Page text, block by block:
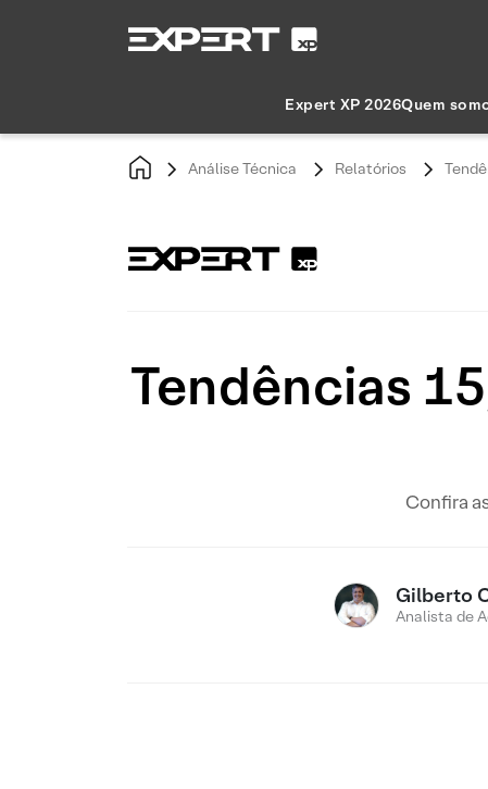
Expert XP 2026Quem
Análise Técnica Relatórios
Tendências
Confira
Gilberto
Analista de